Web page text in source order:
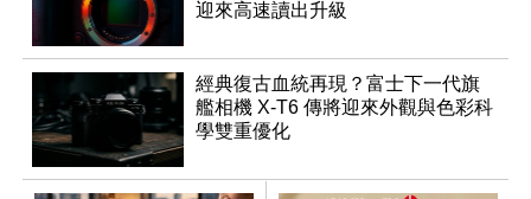
迎來高速讀出升級
經典復古血統再現？富士下一代旗
艦相機 X-T6 傳將迎來外觀與色彩科
學雙重優化